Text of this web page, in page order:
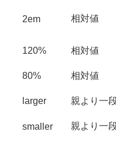
2em 相対値
120% 相対値
80% 相対値
larger 親より一
smaller 親より一